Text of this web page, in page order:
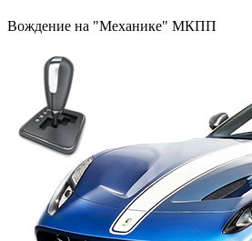
Вождение на "Механике" МКПП